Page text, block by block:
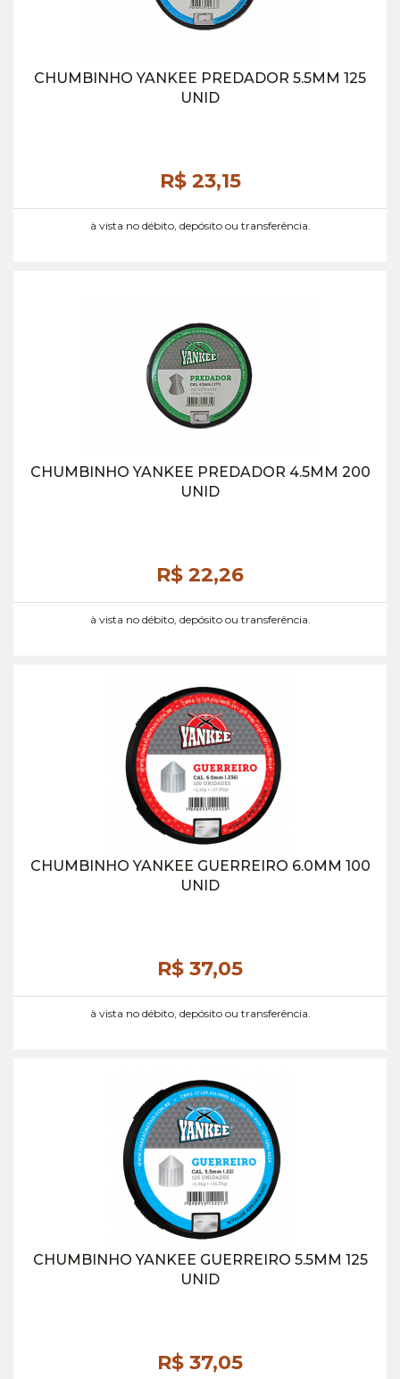
CHUMBINHO YANKEE PREDADOR 5.5MM 125
UNID
R$ 23,15
à vista no débito, depósito ou transferência.
CHUMBINHO YANKEE PREDADOR 4.5MM 200
UNID
R$ 22,26
à vista no débito, depósito ou transferência.
CHUMBINHO YANKEE GUERREIRO 6.0MM 100
UNID
R$ 37,05
à vista no débito, depósito ou transferência.
CHUMBINHO YANKEE GUERREIRO 5.5MM 125
UNID
R$ 37,05